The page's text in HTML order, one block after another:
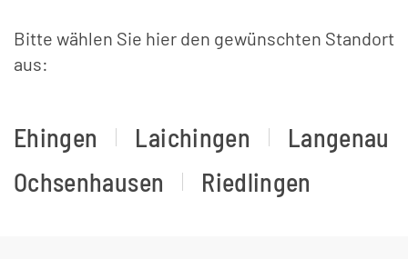
Bitte wählen Sie hier den gewünschten Standort
aus:
Ehingen Laichingen
Langenau
Ochsenhausen
Riedlingen